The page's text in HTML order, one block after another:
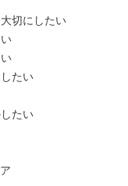
切にしたい
たい
たい